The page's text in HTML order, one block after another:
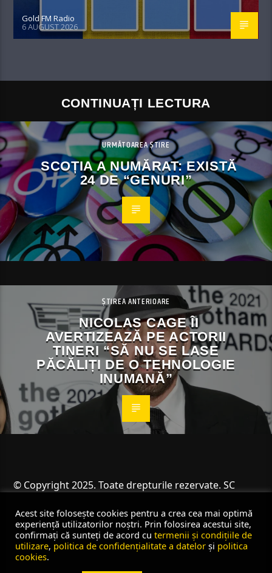
Gold FM Radio
6 AUGUST 2026
CONTINUAȚI LECTURA
URMĂTOAREA ȘTIRE
SCOȚIA A NUMĂRAT: EXISTĂ
24 DE “GENURI”
ȘTIREA ANTERIOARE
NICOLAS CAGE ÎI
AVERTIZEAZĂ PE ACTORII
TINERI “SĂ NU SE LASE
PĂCĂLIȚI DE O TEHNOLOGIE
INUMANĂ”
© Copyright 2025. Toate drepturile rezervate. SC
Acest site folosește cookies pentru a crea cea mai optimă
experiență utilizatorilor noștri. Prin folosirea acestui site,
confirmați că sunteți de acord cu termenii și condițiile de
utilizare, politica de confidențialitate a datelor și politica
cookies.